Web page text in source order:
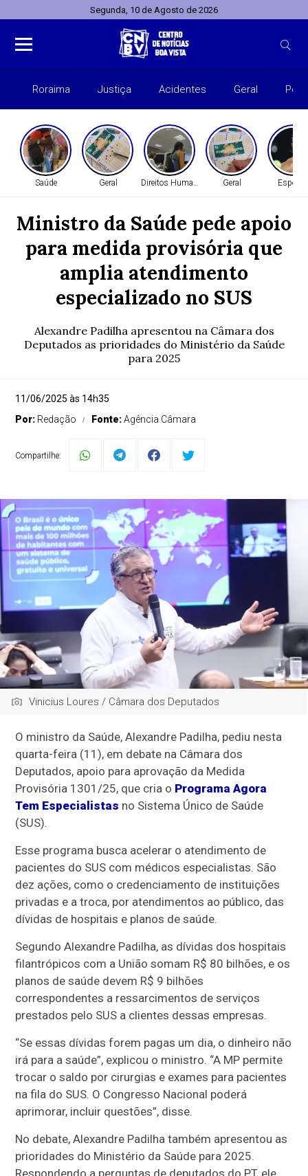
Segunda, 10 de Agosto de 2026
Roraima Justiça Acidentes Geral
Saúde Geral Direitos Humanos Geral
Ministro da Saúde pede apoio
para medida provisória que
amplia atendimento
especializado no SUS
Alexandre Padilha apresentou na Câmara dos
Deputados as prioridades do Ministério da Saúde
para 2025
11/06/2025 às 14h35
Por: Redação Fonte:Agência Câmara
Compartilhe:
Vinicius Loures / Câmara dos Deputados
O ministro da Saúde, Alexandre Padilha, pediu nesta
quarta-feira (11), em debate na Câmara dos
Deputados, apoio para aprovação da Medida
Provisória 1301/25, que cria o Programa Agora
Tem Especialistas no Sistema Único de Saúde
(SUS).
Esse programa busca acelerar o atendimento de
pacientes do SUS com médicos especialistas. São
dez ações, como o credenciamento de instituições
privadas e a troca, por atendimentos ao público, das
dívidas de hospitais e planos de saúde.
Segundo Alexandre Padilha, as dívidas dos hospitais
filantrópicos com a União somam R$ 80 bilhões, e os
planos de saúde devem R$ 9 bilhões
correspondentes a ressarcimentos de serviços
prestados pelo SUS a clientes dessas empresas.
“Se essas dívidas forem pagas um dia, o dinheiro não
irá para a saúde”, explicou o ministro. “A MP permite
trocar o saldo por cirurgias e exames para pacientes
na fila do SUS. O Congresso Nacional poderá
aprimorar, incluir questões”, disse.
No debate, Alexandre Padilha também apresentou as
prioridades do Ministério da Saúde para 2025.
Respondendo a perguntas de deputados do PT, ele